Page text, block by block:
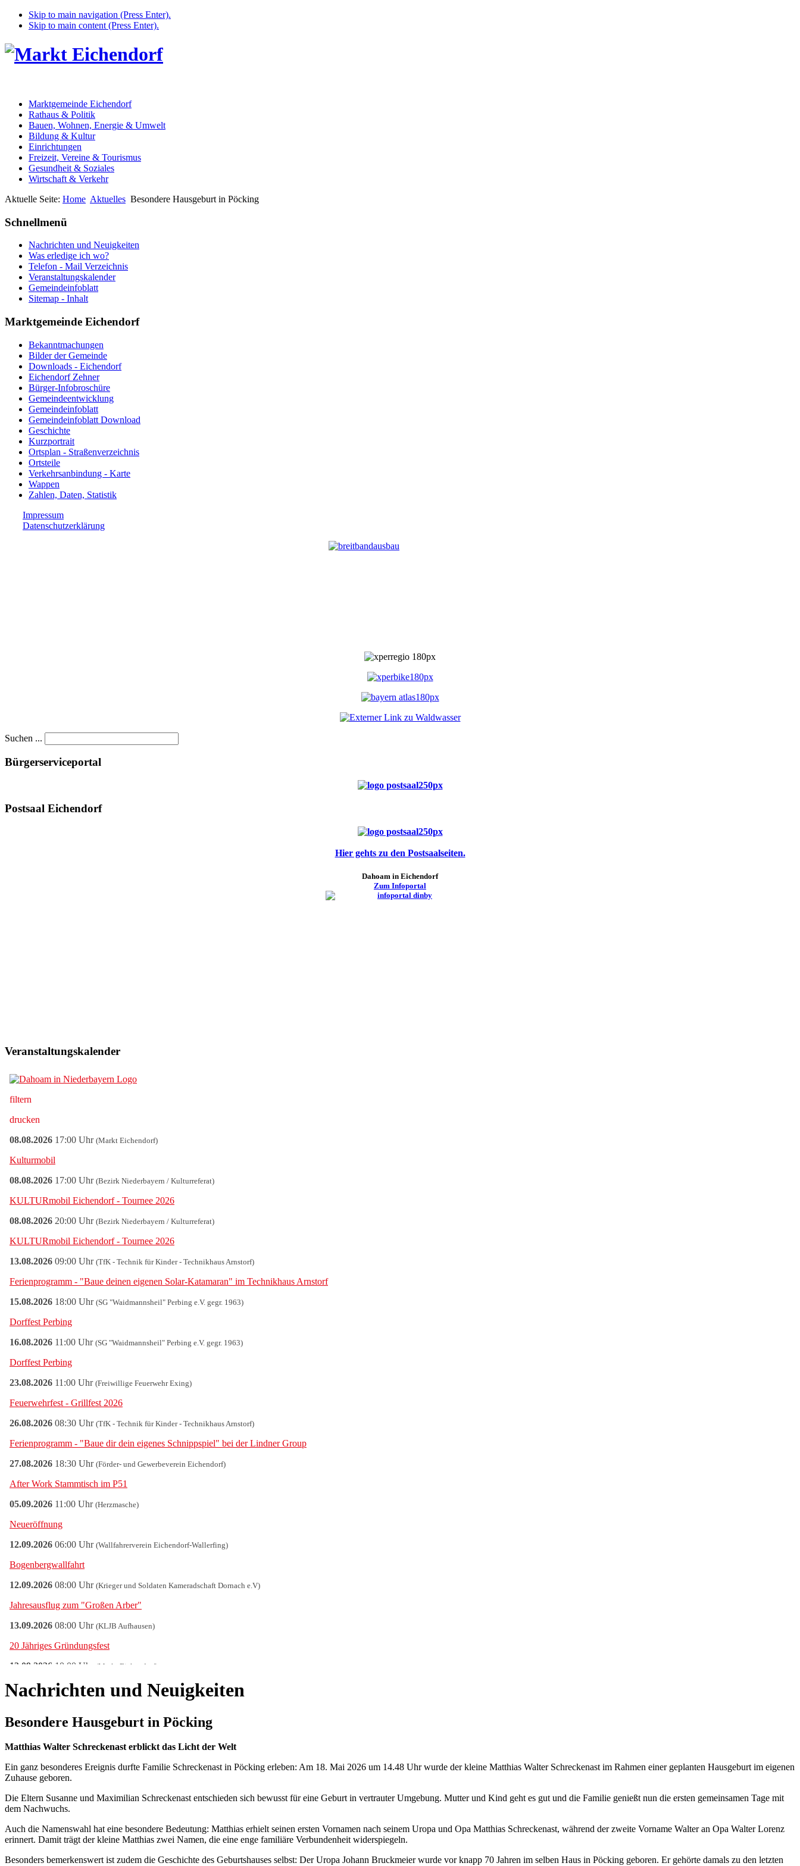
Skip to main navigation (Press Enter).
Skip to main content (Press Enter).
Marktgemeinde Eichendorf
Rathaus & Politik
Bauen, Wohnen, Energie & Umwelt
Bildung & Kultur
Einrichtungen
Freizeit, Vereine & Tourismus
Gesundheit & Soziales
Wirtschaft & Verkehr
Aktuelle Seite: Home Aktuelles Besondere Hausgeburt in Pöcking
Schnellmenü
Nachrichten und Neuigkeiten
Was erledige ich wo?
Telefon - Mail Verzeichnis
Veranstaltungskalender
Gemeindeinfoblatt
Sitemap - Inhalt
Marktgemeinde Eichendorf
Bekanntmachungen
Bilder der Gemeinde
Downloads - Eichendorf
Eichendorf Zehner
Bürger-Infobroschüre
Gemeindeentwicklung
Gemeindeinfoblatt
Gemeindeinfoblatt Download
Geschichte
Kurzportrait
Ortsplan - Straßenverzeichnis
Ortsteile
Verkehrsanbindung - Karte
Wappen
Zahlen, Daten, Statistik
Impressum
Datenschutzerklärung
Suchen ...
Bürgerserviceportal
Postsaal Eichendorf
Hier gehts zu den Postsaalseiten.
Dahoam in Eichendorf
Zum Infoportal
Veranstaltungskalender
Nachrichten und Neuigkeiten
Besondere Hausgeburt in Pöcking
Matthias Walter Schreckenast erblickt das Licht der Welt
Ein ganz besonderes Ereignis durfte Familie Schreckenast in Pöcking erleben: Am 18. Mai 2026 um 14.48 Uhr wurde der kleine Matthias Walter Schreckenast im Rahmen einer geplanten Hausgeburt im eigenen
Zuhause geboren.
Die Eltern Susanne und Maximilian Schreckenast entschieden sich bewusst für eine Geburt in vertrauter Umgebung. Mutter und Kind geht es gut und die Familie genießt nun die ersten gemeinsamen Tage mit
dem Nachwuchs.
Auch die Namenswahl hat eine besondere Bedeutung: Matthias erhielt seinen ersten Vornamen nach seinem Uropa und Opa Matthias Schreckenast, während der zweite Vorname Walter an Opa Walter Lorenz
erinnert. Damit trägt der kleine Matthias zwei Namen, die eine enge familiäre Verbundenheit widerspiegeln.
Besonders bemerkenswert ist zudem die Geschichte des Geburtshauses selbst: Der Uropa Johann Bruckmeier wurde vor knapp 70 Jahren im selben Haus in Pöcking geboren. Er gehörte damals zu den letzten